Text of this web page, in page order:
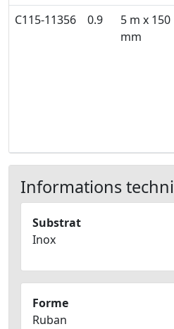
C115-11356 0.9
5 m x 150
mm
Informations
Substrat
Inox
Forme
Ruban